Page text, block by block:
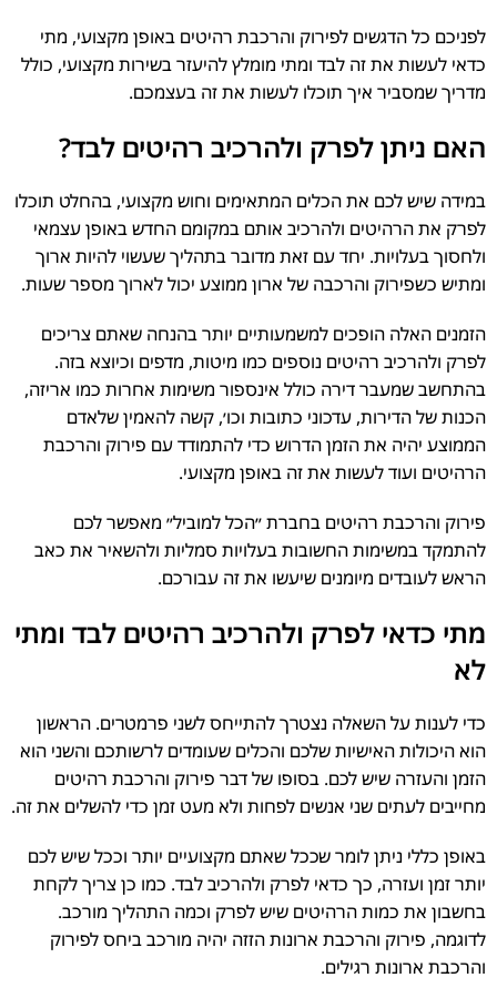
לפניכם כל הדגשים לפירוק והרכבת רהיטים באופן מקצועי, מתי
כדאי לעשות את זה לבד ומתי מומלץ להיעזר בשירות מקצועי, כולל
מדריך שמסביר איך תוכלו לעשות את זה בעצמכם.
האם ניתן לפרק ולהרכיב רהיטים לבד?
במידה שיש לכם את הכלים המתאימים וחוש מקצועי, בהחלט תוכלו
לפרק את הרהיטים ולהרכיב אותם במקומם החדש באופן עצמאי
ולחסוך בעלויות. יחד עם זאת מדובר בתהליך שעשוי להיות ארוך
ומתיש כשפירוק והרכבה של ארון ממוצע יכול לארוך מספר שעות.
הזמנים האלה הופכים למשמעותיים יותר בהנחה שאתם צריכים
לפרק ולהרכיב רהיטים נוספים כמו מיטות, מדפים וכיוצא בזה.
בהתחשב שמעבר דירה כולל אינספור משימות אחרות כמו אריזה,
הכנות של הדירות, עדכוני כתובות וכו׳, קשה להאמין שלאדם
הממוצע יהיה את הזמן הדרוש כדי להתמודד עם פירוק והרכבת
הרהיטים ועוד לעשות את זה באופן מקצועי.
פירוק והרכבת רהיטים בחברת ״הכל למוביל״ מאפשר לכם
להתמקד במשימות החשובות בעלויות סמליות ולהשאיר את כאב
הראש לעובדים מיומנים שיעשו את זה עבורכם.
מתי כדאי לפרק ולהרכיב רהיטים לבד ומתי
לא
כדי לענות על השאלה נצטרך להתייחס לשני פרמטרים. הראשון
הוא היכולות האישיות שלכם והכלים שעומדים לרשותכם והשני הוא
הזמן והעזרה שיש לכם. בסופו של דבר פירוק והרכבת רהיטים
מחייבים לעתים שני אנשים לפחות ולא מעט זמן כדי להשלים את זה.
באופן כללי ניתן לומר שככל שאתם מקצועיים יותר וככל שיש לכם
יותר זמן ועזרה, כך כדאי לפרק ולהרכיב לבד. כמו כן צריך לקחת
בחשבון את כמות הרהיטים שיש לפרק וכמה התהליך מורכב.
לדוגמה, פירוק והרכבת ארונות הזזה יהיה מורכב ביחס לפירוק
והרכבת ארונות רגילים.